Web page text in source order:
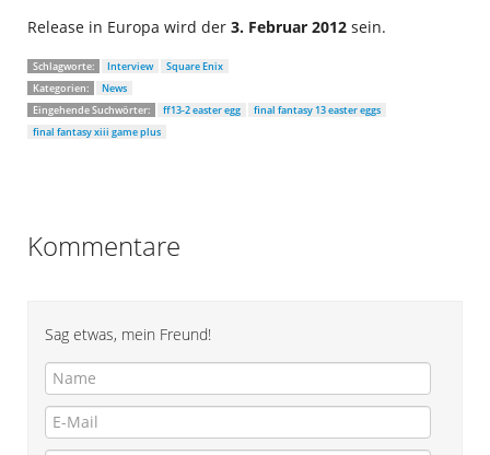
Release in Europa wird der 3. Februar 2012 sein.
Schlagworte: Interview
Square Enix
Kategorien:
News
Eingehende Suchwörter:
ff13-2 easter egg
final fantasy 13 easter eggs
final fantasy xiii game plus
Kommentare
Sag etwas, mein Freund!